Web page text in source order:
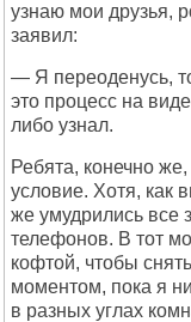
узнаю мои друзья,
заявил:
— Я переоденусь,
это процесс на
либо узнал.
Ребята, конечно
условие. Хотя, как
же умудрились все
телефонов. В тот
кофтой, чтобы
моментом, пока я
в разных углах